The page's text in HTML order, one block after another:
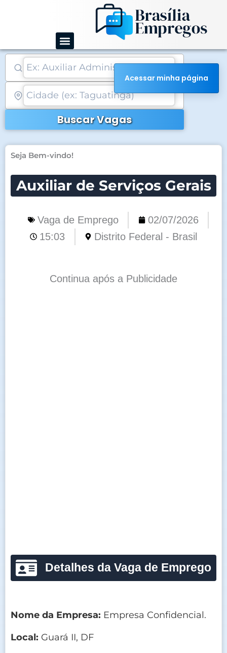
conteúdo
Buscar Vagas
Seja Bem-vindo!
Auxiliar de Serviços Gerais
Vaga de Emprego
02/07/2026
15:03
Distrito Federal - Brasil
Continua após a Publicidade
Detalhes da Vaga de Emprego
Nome da Empresa: Empresa Confidencial.
Local: Guará II, DF
Acessar minha página